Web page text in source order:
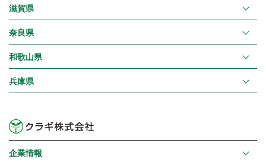
滋賀県
奈良県
和歌山県
兵庫県
企業情報